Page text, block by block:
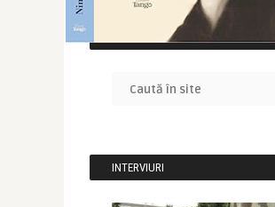
CAUTĂ ÎN SITE
INTERVIURI